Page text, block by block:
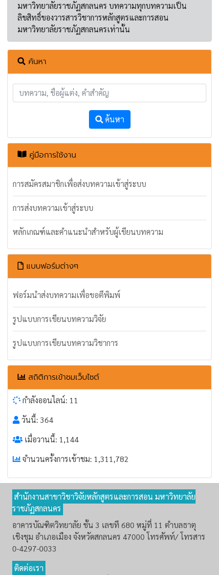
มหาวิทยาลัยราชภัฏสกลนคร บทความทุกบทความเป็น
ลิขสิทธิ์ของวารสารวิชาการหลักสูตรและการสอน
มหาวิทยาลัยราชภัฏสกลนครเท่านั้น
ค้นหา
ค้นหา
คู่มือการใช้งาน
การสมัครสมาชิกเพื่อส่งบทความเข้าสู่ระบบ
การส่งบทความเข้าสู่ระบบ
หลักเกณฑ์และคำแนะนำสำหรับผู้เขียนบทความ
แบบฟอร์มต่างๆ
ฟอร์มนำส่งบทความเพื่อขอตีพิมพ์
รูปแบบการเขียนบทความวิจัย
รูปแบบการเขียนบทความวิชาการ
สถิติการเข้าชมเว็บไซต์
กำลังออนไลน์: 11
วันนี้: 364
เมื่อวานนี้: 1,144
จำนวนครั้งการเข้าชม: 1,311,782
สำนักงานสาขาวิชาวิจัยหลักสูตรและการสอน มหาวิทยาลัย
ราชภัฏสกลนคร
อาคารบัณฑิตวิทยาลัย ชั้น 3 เลขที 680 หมู่ที่ 11 ตำบลธาตุ
เชิงชุม อำเภอเมือง จังหวัดสกลนคร 47000 โทรศัพท์/ โทรสาร
0-4297-0033
ติดต่อเรา